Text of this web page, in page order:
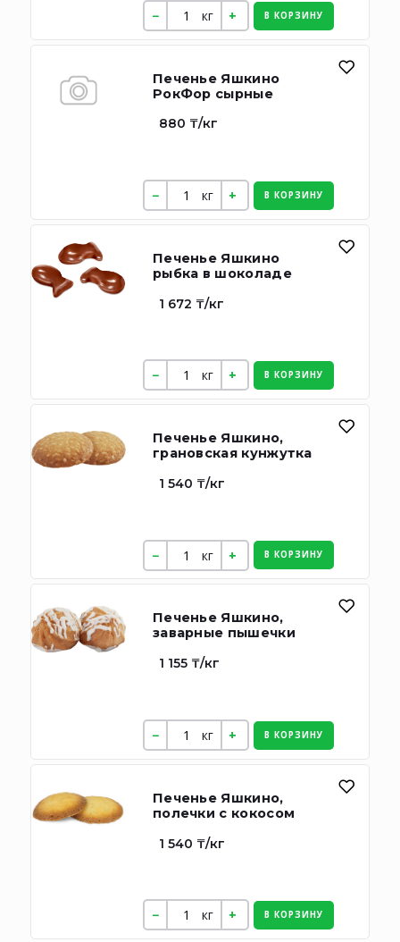
кг В КОРЗИНУ
Печенье Яшкино
РокФор сырные
880 ₸/кг
кг В КОРЗИНУ
Печенье Яшкино
рыбка в шоколаде
1 672 ₸/кг
кг В КОРЗИНУ
Печенье Яшкино,
грановская кунжутка
1 540 ₸/кг
кг В КОРЗИНУ
Печенье Яшкино,
заварные пышечки
1 155 ₸/кг
кг В КОРЗИНУ
Печенье Яшкино,
полечки с кокосом
1 540 ₸/кг
кг В КОРЗИНУ